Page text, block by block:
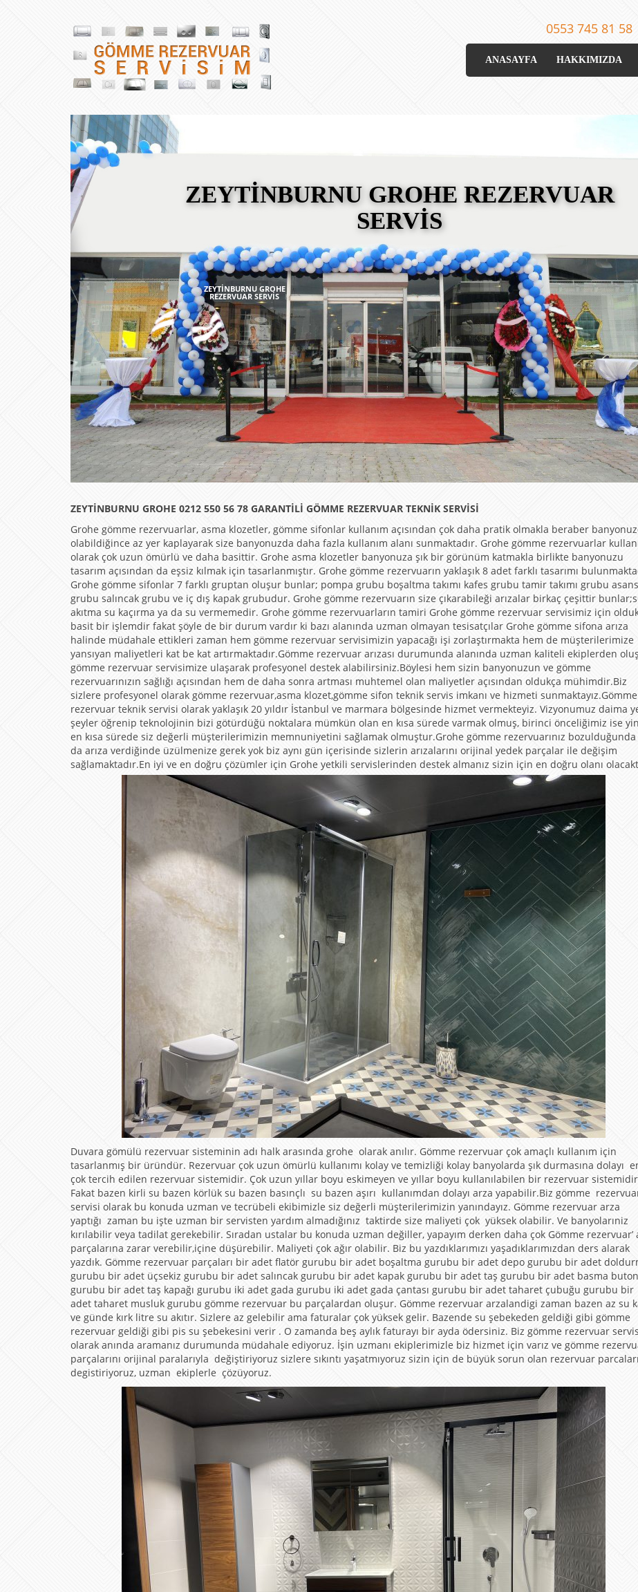
0553 745 81 58
ANASAYFA HAKKIMIZDA
ZEYTİNBURNU GROHE REZERVUAR
SERVİS
ZEYTİNBURNU GROHE
REZERVUAR SERVİS
ZEYTİNBURNU GROHE 0212 550 56 78 GARANTİLİ GÖMME REZERVUAR TEKNİK SERVİSİ
Grohe gömme rezervuarlar, asma klozetler, gömme sifonlar kullanım açısından çok daha pratik olmakla beraber
olabildiğince az yer kaplayarak size banyonuzda daha fazla kullanım alanı sunmaktadır. Grohe gömme rezervuarlar
olarak çok uzun ömürlü ve daha basittir. Grohe asma klozetler banyonuza şık bir görünüm katmakla birlikte banyonuzu
tasarım açısından da eşsiz kılmak için tasarlanmıştır. Grohe gömme rezervuarın yaklaşık 8 adet farklı tasarımı
Grohe gömme sifonlar 7 farklı gruptan oluşur bunlar; pompa grubu boşaltma takımı kafes grubu tamir takımı grubu
grubu salıncak grubu ve iç dış kapak grubudur. Grohe gömme rezervuarın size çıkarabileği arızalar birkaç çeşittir
akıtma su kaçırma ya da su vermemedir. Grohe gömme rezervuarların tamiri Grohe gömme rezervuar servisimiz için
basit bir işlemdir fakat şöyle de bir durum vardır ki bazı alanında uzman olmayan tesisatçılar Grohe gömme sifona arıza
halinde müdahale ettikleri zaman hem gömme rezervuar servisimizin yapacağı işi zorlaştırmakta hem de müşterilerimize
yansıyan maliyetleri kat be kat artırmaktadır.Gömme rezervuar arızası durumunda alanında uzman kaliteli ekiplerden
gömme rezervuar servisimize ulaşarak profesyonel destek alabilirsiniz.Böylesi hem sizin banyonuzun ve gömme
rezervuarınızın sağlığı açısından hem de daha sonra artması muhtemel olan maliyetler açısından oldukça mühimdir.Biz
sizlere profesyonel olarak gömme rezervuar,asma klozet,gömme sifon teknik servis imkanı ve hizmeti sunmaktayız.Gömme
rezervuar teknik servisi olarak yaklaşık 20 yıldır İstanbul ve marmara bölgesinde hizmet vermekteyiz. Vizyonumuz daima
şeyler öğrenip teknolojinin bizi götürdüğü noktalara mümkün olan en kısa sürede varmak olmuş, birinci önceliğimiz ise
en kısa sürede siz değerli müşterilerimizin memnuniyetini sağlamak olmuştur.Grohe gömme rezervuarınız bozulduğunda
da arıza verdiğinde üzülmenize gerek yok biz aynı gün içerisinde sizlerin arızalarını orijinal yedek parçalar ile değişim
sağlamaktadır.En iyi ve en doğru çözümler için Grohe yetkili servislerinden destek almanız sizin için en doğru olanı
Duvara gömülü rezervuar sisteminin adı halk arasında grohe olarak anılır. Gömme rezervuar çok amaçlı kullanım için
tasarlanmış bir üründür. Rezervuar çok uzun ömürlü kullanımı kolay ve temizliği kolay banyolarda şık durmasına dolayı
çok tercih edilen rezervuar sistemidir. Çok uzun yıllar boyu eskimeyen ve yıllar boyu kullanılabilen bir rezervuar
Fakat bazen kirli su bazen körlük su bazen basınçlı su bazen aşırı kullanımdan dolayı arza yapabilir.Biz gömme
servisi olarak bu konuda uzman ve tecrübeli ekibimizle siz değerli müşterilerimizin yanındayız. Gömme rezervuar arza
yaptığı zaman bu işte uzman bir servisten yardım almadığınız taktirde size maliyeti çok yüksek olabilir. Ve banyolarıniz
kırılabilir veya tadilat gerekebilir. Sıradan ustalar bu konuda uzman değiller, yapayım derken daha çok Gömme rezervuar’
parçalarına zarar verebilir,içine düşürebilir. Maliyeti çok ağır olabilir. Biz bu yazdıklarımızı yaşadıklarımızdan ders alarak
yazdık. Gömme rezervuar parçaları bir adet flatör gurubu bir adet boşaltma gurubu bir adet depo gurubu bir adet
gurubu bir adet üçsekiz gurubu bir adet salıncak gurubu bir adet kapak gurubu bir adet taş gurubu bir adet basma buton
gurubu bir adet taş kapağı gurubu iki adet gada gurubu iki adet gada çantası gurubu bir adet taharet çubuğu gurubu bir
adet taharet musluk gurubu gömme rezervuar bu parçalardan oluşur. Gömme rezervuar arzalandigi zaman bazen az su
ve günde kırk litre su akıtır. Sizlere az gelebilir ama faturalar çok yüksek gelir. Bazende su şebekeden geldiği gibi gömme
rezervuar geldiği gibi pis su şebekesini verir . O zamanda beş aylık faturayı bir ayda ödersiniz. Biz gömme rezervuar
olarak anında aramanız durumunda müdahale ediyoruz. İşin uzmanı ekiplerimizle biz hizmet için varız ve gömme
parçalarını orijinal paralarıyla değiştiriyoruz sizlere sıkıntı yaşatmıyoruz sizin için de büyük sorun olan rezervuar
degistiriyoruz, uzman ekiplerle çözüyoruz.